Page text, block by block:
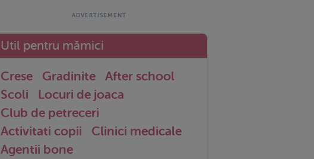
Util pentru mămici
Crese Gradinite
After school
Scoli
Locuri de joaca
Club de petreceri
Activitati copii
Clinici medicale
Agentii bone